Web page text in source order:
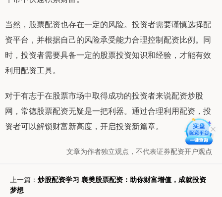
当然，股票配资也存在一定的风险。投资者需要谨慎选择配
资平台，并根据自己的风险承受能力合理控制配资比例。同
时，投资者需要具备一定的股票投资知识和经验，才能有效
利用配资工具。
对于有志于在股票市场中取得成功的投资者来说配资炒股
网，常德股票配资无疑是一把利器。通过合理利用配资，投
资者可以解锁财富新高度，开启投资新篇章。
文章为作者独立观点，不代表证券配资开户观点
上一篇： 炒股配资学习 襄樊股票配资：助你财富增值，成就投资
梦想